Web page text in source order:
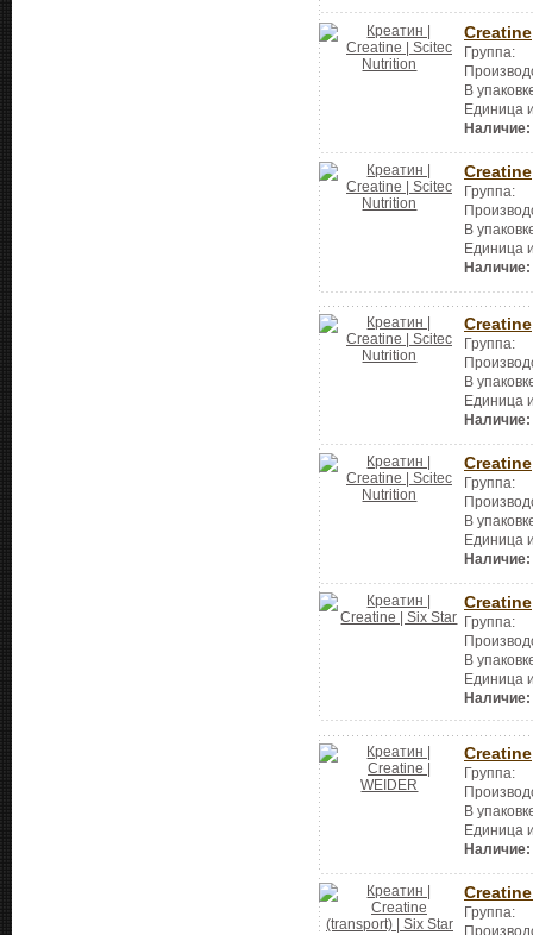
Creatine
Группа:
В
Единица
Наличие:
Creatine
Группа:
В
Единица
Наличие:
Creatine
Группа:
В
Единица
Наличие:
Creatine
Группа:
В
Единица
Наличие:
Creatine
Группа:
В
Единица
Наличие:
Creatine
Группа:
В
Единица
Наличие:
Группа: